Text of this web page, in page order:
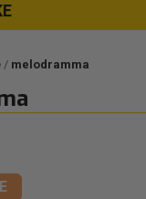
melodramma